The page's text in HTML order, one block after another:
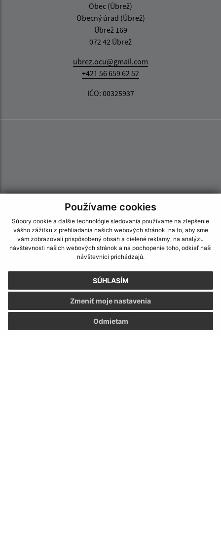
Používame cookies
Súbory cookie a ďalšie technológie sledovania používame na zlepšenie
vášho zážitku z prehliadania našich webových stránok, na to, aby sme
vám zobrazovali prispôsobený obsah a cielené reklamy, na analýzu
návštevnosti našich webových stránok a na pochopenie toho, odkiaľ naši
návštevníci prichádzajú.
SÚHLASÍM
Odmietam
Zmeniť moje nastavenia
Obec (Úbrež)
Obecný úrad (Úbrež)
Úbrež 169
072 42 Úbrež
ubrez.ocu@gmail.com
+421 56 659 62 52
IČO: 00325937
Informácie o stránke:
Vyhlásenie o prístupnosti
Autorské práva
Ochrana osobných údajov